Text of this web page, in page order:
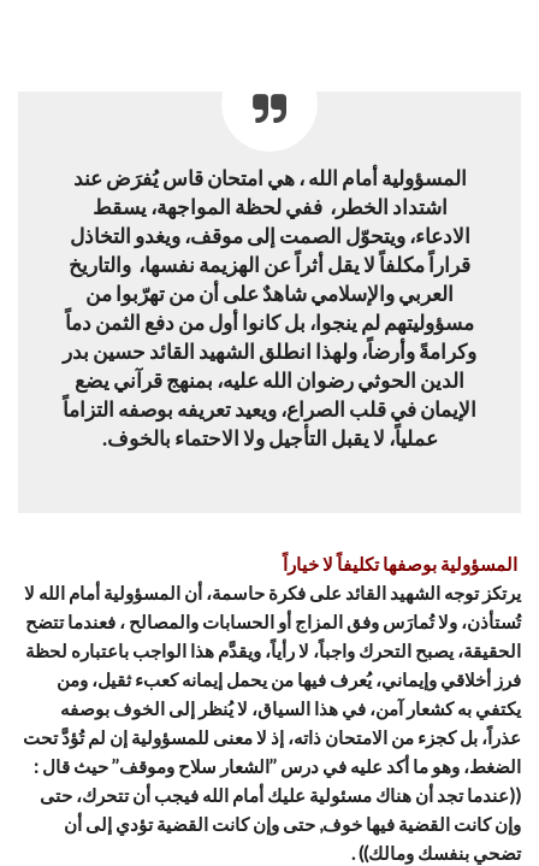
المسؤولية أمام الله ، هي امتحان قاس يُفرَض عند
اشتداد الخطر، ففي لحظة المواجهة، يسقط
الادعاء، ويتحوّل الصمت إلى موقف، ويغدو التخاذل
قراراً مكلفاً لا يقل أثراً عن الهزيمة نفسها، والتاريخ
العربي والإسلامي شاهدٌ على أن من تهرّبوا من
مسؤوليتهم لم ينجوا، بل كانوا أول من دفع الثمن دماً
وكرامةً وأرضاً، ولهذا انطلق الشهيد القائد حسين بدر
الدين الحوثي رضوان الله عليه، بمنهج قرآني يضع
الإيمان في قلب الصراع، ويعيد تعريفه بوصفه التزاماً
عملياً، لا يقبل التأجيل ولا الاحتماء بالخوف.
المسؤولية بوصفها تكليفاً لا خياراً
يرتكز توجه الشهيد القائد على فكرة حاسمة، أن المسؤولية أمام الله لا
تُستأذن، ولا تُمارَس وفق المزاج أو الحسابات والمصالح ، فعندما تتضح
الحقيقة، يصبح التحرك واجباً، لا رأياً، ويقدَّم هذا الواجب باعتباره لحظة
فرز أخلاقي وإيماني، يُعرف فيها من يحمل إيمانه كعبء ثقيل، ومن
يكتفي به كشعار آمن، في هذا السياق، لا يُنظر إلى الخوف بوصفه
عذراً، بل كجزء من الامتحان ذاته، إذ لا معنى للمسؤولية إن لم تُؤدَّ تحت
الضغط، وهو ما أكد عليه في درس ’’الشعار سلاح وموقف’’ حيث قال :
((عندما تجد أن هناك مسئولية عليك أمام الله فيجب أن تتحرك، حتى
وإن كانت القضية فيها خوف, حتى وإن كانت القضية تؤدي إلى أن
تضحي بنفسك ومالك)) .